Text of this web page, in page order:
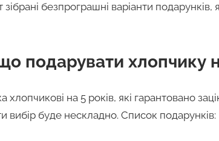
безпрограшні варіанти
подарувати хлопчику
хлопчикові на 5 років, які гарантовано
вибір буде нескладно. Список подарунків: